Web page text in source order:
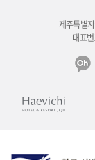
제주특별
대표